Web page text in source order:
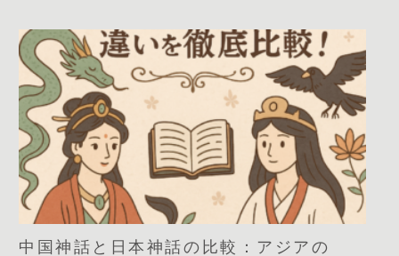
中国神話と日本神話の比較：アジアの